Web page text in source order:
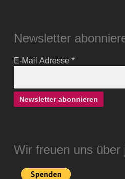
Newsletter
E-Mail Adresse *
Wir freuen uns über